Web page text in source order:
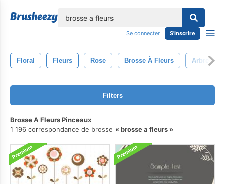
Se connecter S'inscrire
Floral Fleurs Rose Brosse À Fleurs Arbre
Filters
Brosse A Fleurs Pinceaux
1 196 correspondance de brosse
brosse a fleurs